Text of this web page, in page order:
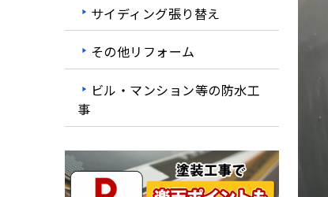
サイディング張り替え
その他リフォーム
ビル・マンション等の防水工
事